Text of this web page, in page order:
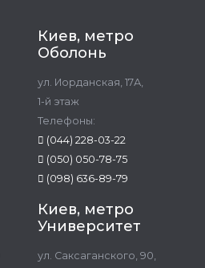
Киев, метро
Оболонь
ул. Иорданская, 17А,
1-й этаж
Телефоны:
(044) 228-03-22
(050) 050-78-75
(098) 636-89-79
Киев, метро
Университет
ул. Саксаганского, 90,